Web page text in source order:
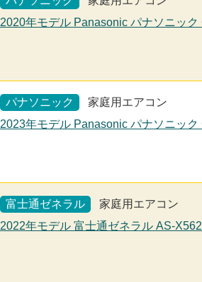
2020年モデル Panasonic パナソニッ
パナソニック
家庭用エアコン
2023年モデル Panasonic パナソニック
富士通ゼネラル
家庭用エアコン
2022年モデル 富士通ゼネラル AS-